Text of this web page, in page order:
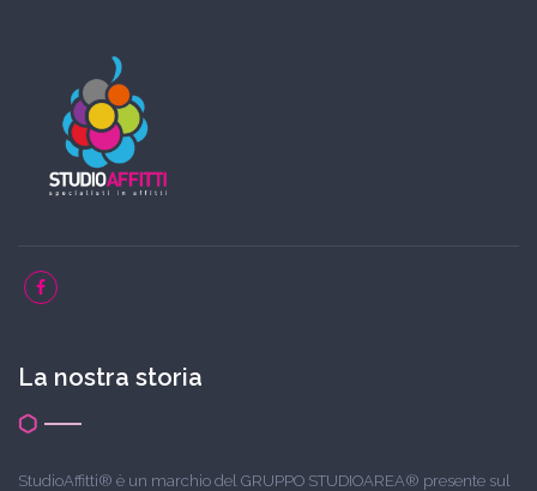
La nostra storia
StudioAffitti® è un marchio del GRUPPO STUDIOAREA® presente sul